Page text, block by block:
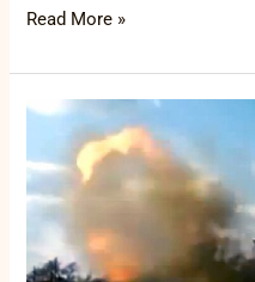
Read More »
ISW:
Rusland
vormt
gevechtsbrigade
met
Oekraïense
krijgsgevangenen